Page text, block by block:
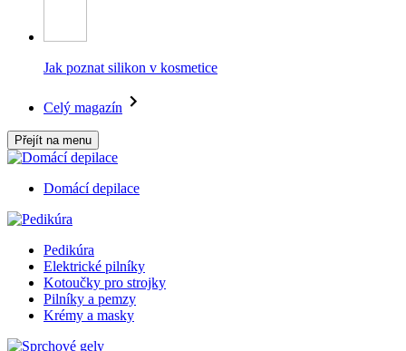
Jak poznat silikon v kosmetice
Celý magazín
Přejít na menu
Domácí depilace
Pedikúra
Elektrické pilníky
Kotoučky pro strojky
Pilníky a pemzy
Krémy a masky